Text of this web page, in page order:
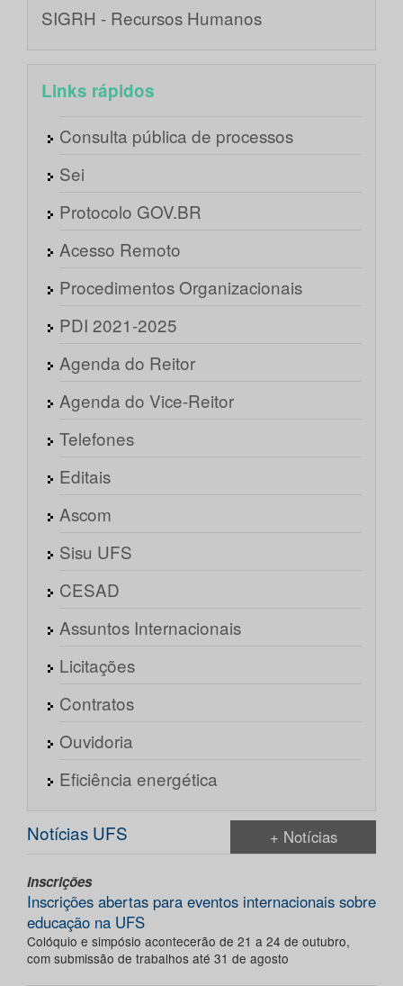
SIGRH - Recursos Humanos
Links rápidos
Consulta pública de processos
Sei
Protocolo GOV.BR
Acesso Remoto
Procedimentos Organizacionais
PDI 2021-2025
Agenda do Reitor
Agenda do Vice-Reitor
Telefones
Editais
Ascom
Sisu UFS
CESAD
Assuntos Internacionais
Licitações
Contratos
Ouvidoria
Eficiência energética
Notícias UFS + Notícias
Inscrições
Inscrições abertas para eventos internacionais sobre
educação na UFS
Colóquio e simpósio acontecerão de 21 a 24 de outubro,
com submissão de trabalhos até 31 de agosto